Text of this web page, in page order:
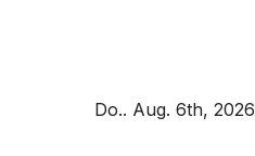
Do.. Aug. 6th, 2026